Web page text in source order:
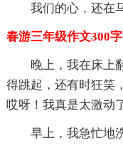
我们的心，还在
春游三年级作文300
晚上，我在床上
得跳起，还有时狂笑
哎呀！我真是太激动
早上，我急忙地